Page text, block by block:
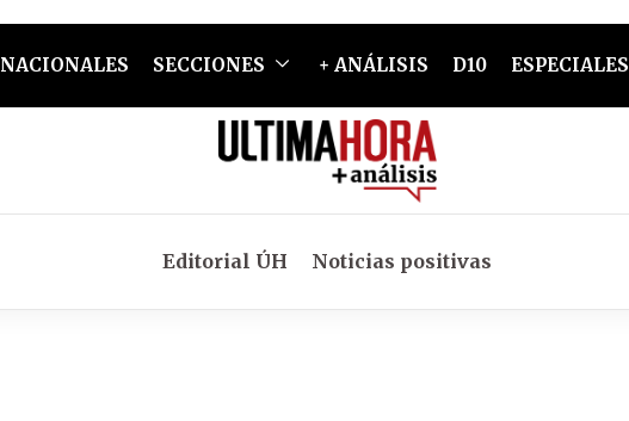
NACIONALES SECCIONES + ANÁLISIS D10 ESPECIALES
Editorial ÚH Noticias positivas